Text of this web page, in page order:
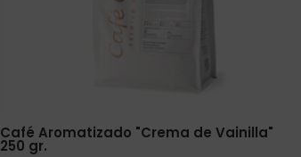
Café Aromatizado "Crema de Vainilla"
250 gr.